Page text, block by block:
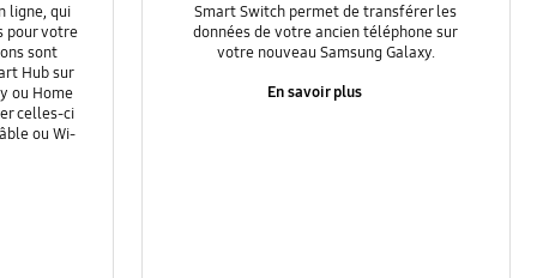
ligne, qui
pour votre
sont
Hub sur
ou Home
celles-ci
ou Wi-
Smart Switch permet de transférer les
données de votre ancien téléphone sur
votre nouveau Samsung Galaxy.
En savoir plus